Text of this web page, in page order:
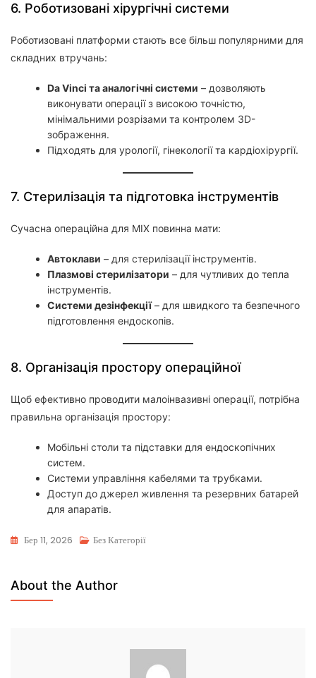
6. Роботизовані хірургічні системи
Роботизовані платформи стають все більш популярними для
складних втручань:
Da Vinci та аналогічні системи – дозволяють
виконувати операції з високою точністю,
мінімальними розрізами та контролем 3D-
зображення.
Підходять для урології, гінекології та кардіохірургії.
7. Стерилізація та підготовка інструментів
Сучасна операційна для МІХ повинна мати:
Автоклави – для стерилізації інструментів.
Плазмові стерилізатори – для чутливих до тепла
інструментів.
Системи дезінфекції– для швидкого та безпечного
підготовлення ендоскопів.
8. Організація простору операційної
Щоб ефективно проводити малоінвазивні операції, потрібна
правильна організація простору:
Мобільні столи та підставки для ендоскопічних
систем.
Системи управління кабелями та трубками.
Доступ до джерел живлення та резервних батарей
для апаратів.
Бер 11, 2026 Без Категорії
About the Author